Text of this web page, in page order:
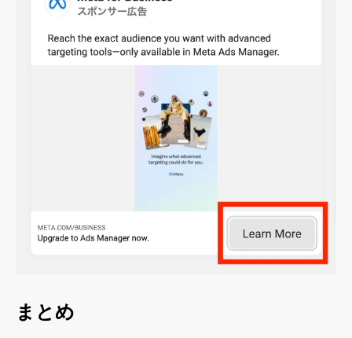
まとめ